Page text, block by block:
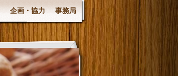
企画・協力 事務局